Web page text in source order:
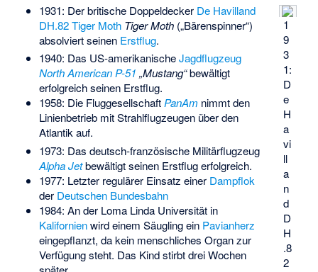
1
9
3
1:
D
e
H
a
vi
ll
a
n
d
D
H
.8
2
1931: Der britische Doppeldecker De Havilland
DH.82 Tiger Moth Tiger Moth(„Bärenspinner“)
absolviert seinen Erstflug.
1940: Das US-amerikanischeJagdflugzeug
North American P-51 „Mustang“bewältigt
erfolgreich seinen Erstflug.
1958: Die Fluggesellschaft PanAm nimmt den
Linienbetrieb mit Strahlflugzeugen über den
Atlantik auf.
1973: Das deutsch-französische Militärflugzeug
Alpha Jetbewältigt seinen Erstflug erfolgreich.
1977: Letzter regulärer Einsatz einer Dampflok
der Deutschen Bundesbahn
1984: An der Loma Linda Universität in
Kalifornienwird einem Säugling ein Pavianherz
eingepflanzt, da kein menschliches Organ zur
Verfügung steht. Das Kind stirbt drei Wochen